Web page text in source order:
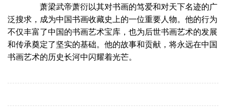
萧梁武帝萧衍以其对书画的笃爱和对天下名迹的广
泛搜求，成为中国书画收藏史上的一位重要人物。他的行为
不仅丰富了中国的书画艺术宝库，也为后世书画艺术的发展
和传承奠定了坚实的基础。他的故事和贡献，将永远在中国
书画艺术的历史长河中闪耀着光芒。